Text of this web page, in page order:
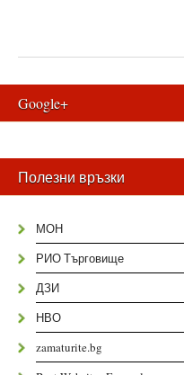
Google+
Полезни връзки
МОН
РИО Търговище
ДЗИ
НВО
zamaturite.bg